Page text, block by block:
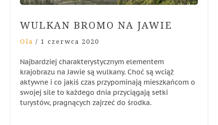
WULKAN BROMO NA JAWIE
Ola / 1 czerwca 2020
Najbardziej charakterystycznym elementem
krajobrazu na Jawie są wulkany. Choć są wciąż
aktywne i co jakiś czas przypominają mieszkańcom o
swojej sile to każdego dnia przyciągają setki
turystów, pragnących zajrzeć do środka.